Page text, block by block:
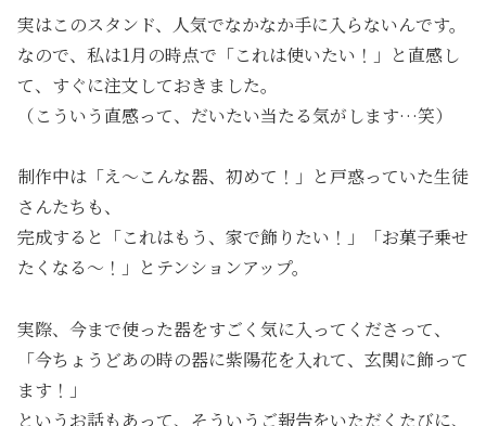
実はこのスタンド、人気でなかなか手に入らないんです。
なので、私は1月の時点で「これは使いたい！」と直感し
て、すぐに注文しておきました。
（こういう直感って、だいたい当たる気がします…笑）
制作中は「え〜こんな器、初めて！」と戸惑っていた生徒
さんたちも、
完成すると「これはもう、家で飾りたい！」「お菓子乗せ
たくなる〜！」とテンションアップ。
実際、今まで使った器をすごく気に入ってくださって、
「今ちょうどあの時の器に紫陽花を入れて、玄関に飾って
ます！」
というお話もあって、そういうご報告をいただくたびに、